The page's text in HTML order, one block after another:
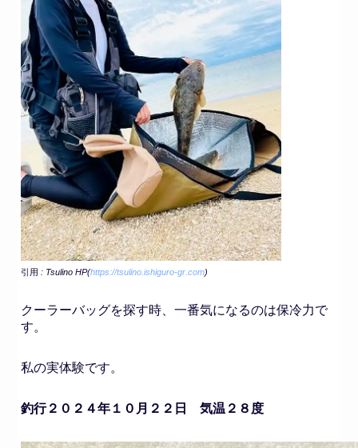
引用 : Tsulino HP(https://tsulino.ishiguro-gr.com)
クーラーバッグを探す時、一番気になるのは保冷力で
す。
私の実体験です。
釣行２０２４年１０月２２日 気温２８度